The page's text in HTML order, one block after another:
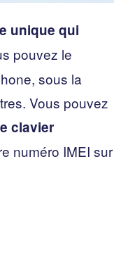
unique qui
pouvez le
sous la
Vous pouvez
clavier
numéro IMEI sur